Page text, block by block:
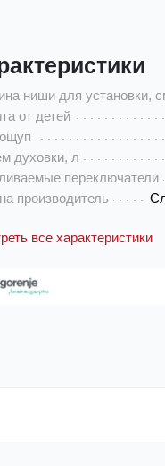
ниши для установки,
от детей
духовки, л
переключатели
производитель
все характеристики